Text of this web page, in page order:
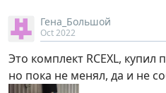
Гена_Большой
Oct 2022
Это комплект RCEXL, купил
но пока не менял, да и не